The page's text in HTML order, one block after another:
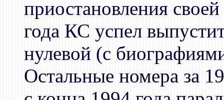
приостановления
года КС успел
нулевой (с
Остальные номера за